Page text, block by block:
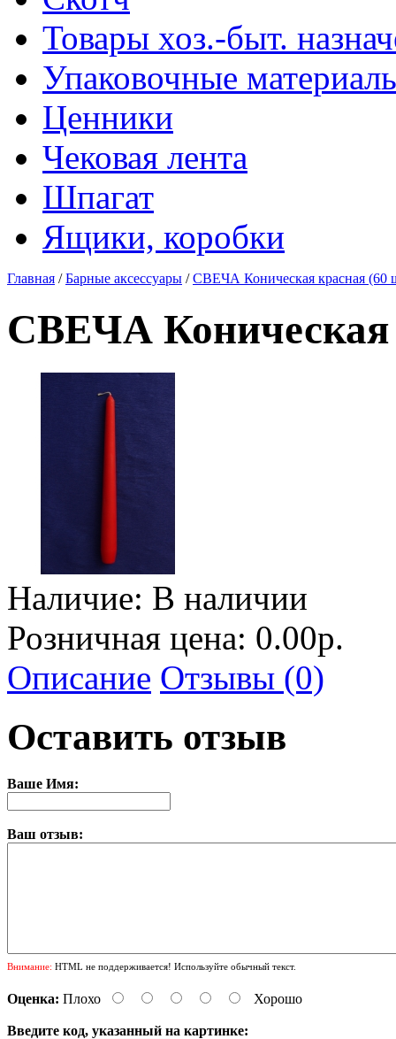
Товары хоз.-быт.
Упаковочные
Ценники
Чековая лента
Шпагат
Ящики, коробки
Главная /Барные аксессуары /СВЕЧА Коническая красная (60
СВЕЧА Коническая
Наличие: В наличии
Розничная цена: 0.00р.
Описание Отзывы (0)
Оставить отзыв
Ваше Имя:
Ваш отзыв:
Внимание: HTML не поддерживается! Используйте обычный текст.
Оценка: Плохо Хорошо
Введите код, указанный на картинке: